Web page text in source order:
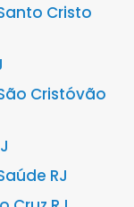
Cristo
Cristóvão
RJ